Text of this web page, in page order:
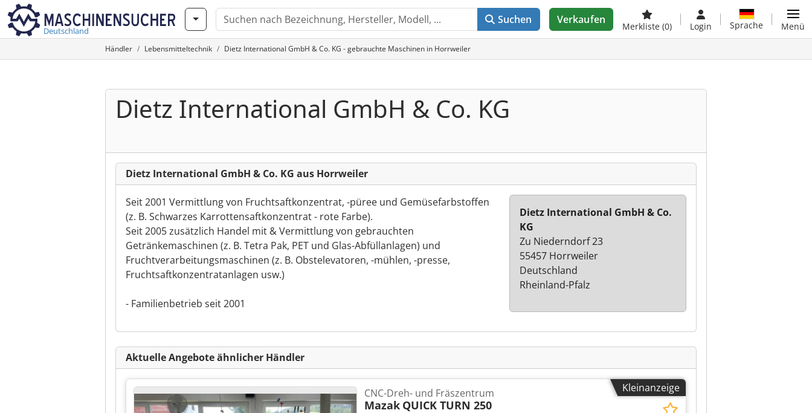
Deutschland
Suchen Verkaufen
Merkliste (0) Login Sprache Menü
Händler Lebensmitteltechnik Dietz International GmbH & Co. KG - gebrauchte Maschinen in Horrweiler
Dietz International GmbH & Co. KG
Dietz International GmbH & Co. KG aus Horrweiler
Seit 2001 Vermittlung von Fruchtsaftkonzentrat, -püree und Gemüsefarbstoffen
(z. B. Schwarzes Karrottensaftkonzentrat - rote Farbe).
Seit 2005 zusätzlich Handel mit & Vermittlung von gebrauchten
Getränkemaschinen (z. B. Tetra Pak, PET und Glas-Abfüllanlagen) und
Fruchtverarbeitungsmaschinen (z. B. Obstelevatoren, -mühlen, -presse,
Fruchtsaftkonzentratanlagen usw.)
- Familienbetrieb seit 2001
Dietz International GmbH & Co.
KG
Zu Niederndorf 23
55457 Horrweiler
Deutschland
Rheinland-Pfalz
Aktuelle Angebote ähnlicher Händler
Kleinanzeige
CNC-Dreh- und Fräszentrum
Mazak QUICK TURN 250